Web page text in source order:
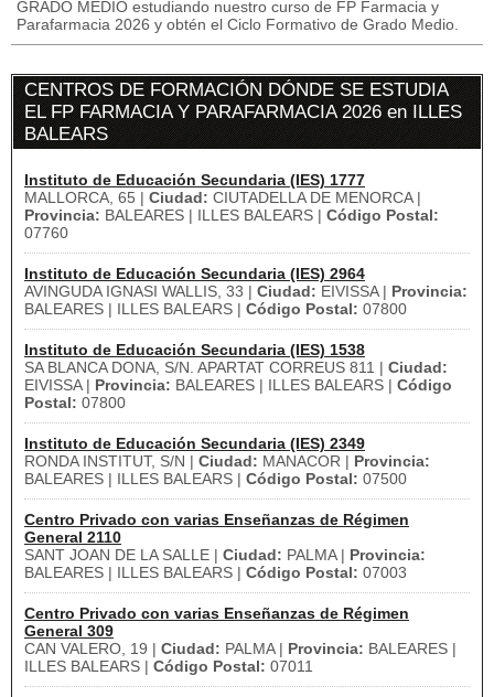
GRADO MEDIO estudiando nuestro curso de FP Farmacia y
Parafarmacia 2026 y obtén el Ciclo Formativo de Grado Medio.
CENTROS DE FORMACIÓN DÓNDE SE ESTUDIA
EL FP FARMACIA Y PARAFARMACIA 2026 en ILLES
BALEARS
Instituto de Educación Secundaria (IES) 1777
MALLORCA, 65 | Ciudad: CIUTADELLA DE MENORCA |
Provincia: BALEARES | ILLES BALEARS | Código Postal:
07760
Instituto de Educación Secundaria (IES) 2964
AVINGUDA IGNASI WALLIS, 33 | Ciudad: EIVISSA | Provincia:
BALEARES | ILLES BALEARS | Código Postal: 07800
Instituto de Educación Secundaria (IES) 1538
SA BLANCA DONA, S/N. APARTAT CORREUS 811 | Ciudad:
EIVISSA | Provincia: BALEARES | ILLES BALEARS | Código
Postal: 07800
Instituto de Educación Secundaria (IES) 2349
RONDA INSTITUT, S/N | Ciudad: MANACOR | Provincia:
BALEARES | ILLES BALEARS | Código Postal: 07500
Centro Privado con varias Enseñanzas de Régimen
General 2110
SANT JOAN DE LA SALLE | Ciudad: PALMA | Provincia:
BALEARES | ILLES BALEARS | Código Postal: 07003
Centro Privado con varias Enseñanzas de Régimen
General 309
CAN VALERO, 19 | Ciudad: PALMA | Provincia: BALEARES |
ILLES BALEARS | Código Postal: 07011